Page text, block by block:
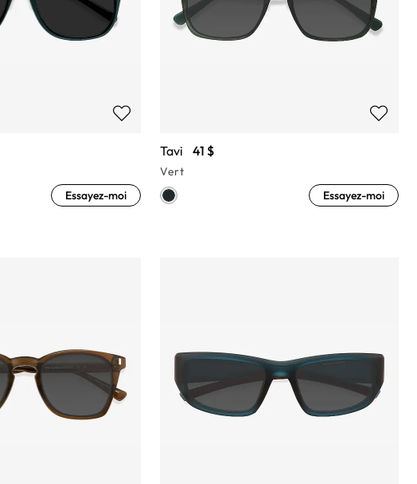
Essayez-moi
Tavi 41 $
Vert
Essayez-moi